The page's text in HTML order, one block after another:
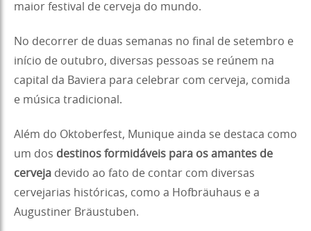
maior festival de cerveja do mundo.
No decorrer de duas semanas no final de setembro e
início de outubro, diversas pessoas se reúnem na
capital da Baviera para celebrar com cerveja, comida
e música tradicional.
Além do Oktoberfest, Munique ainda se destaca como
um dos destinos formidáveis para os amantes de
cerveja devido ao fato de contar com diversas
cervejarias históricas, como a Hofbräuhaus e a
Augustiner Bräustuben.